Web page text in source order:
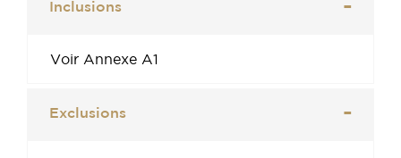
Inclusions
Voir Annexe A1
Exclusions